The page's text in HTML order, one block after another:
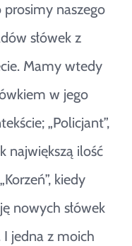
naszego
słówek z
Mamy wtedy
w jego
„Policjant”,
największą ilość
kiedy
nowych słówek
jedna z moich